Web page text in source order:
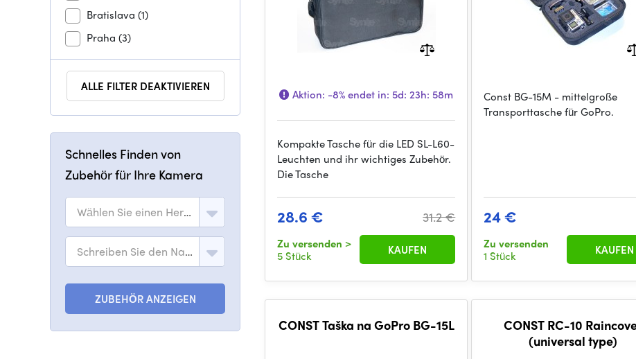
Bratislava (1)
Praha (3)
ALLE FILTER DEAKTIVIEREN
Schnelles Finden von
Zubehör für Ihre Kamera
Wählen Sie einen Hersteller
Schreiben Sie den Namen des Modells
ZUBEHÖR ANZEIGEN
Aktion: -8%endet in: 5d: 23h: 58m
Kompakte Tasche für die LED SL-L60-
Leuchten und ihr wichtiges Zubehör.
Die Tasche
28.6 € 31.2 €
Zu versenden >
5 Stück
KAUFEN
Const BG-15M - mittelgroße
Transporttasche für GoPro.
24 €
Zu versenden
1 Stück
KAUFEN
CONST Taška na GoPro BG-15L
CONST RC-10
(universal type)